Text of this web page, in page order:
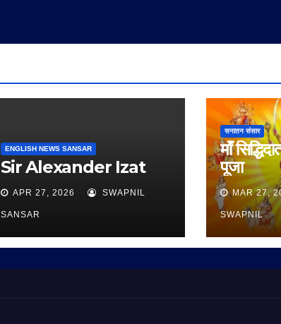
ENGLISH NEWS SANSAR
Sir Alexander Izat
APR 27, 2026 SWAPNIL
SANSAR
सनातन संसार
माँ
पूजा
MAR 27,
SWAPNIL